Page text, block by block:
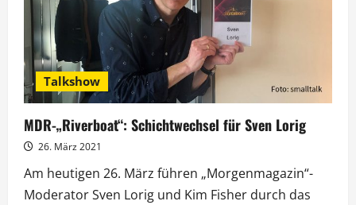
Talkshow
MDR-„Riverboat“: Schichtwechsel für Sven Lorig
26. März 2021
Am heutigen 26. März führen „Morgenmagazin“-
Moderator Sven Lorig und Kim Fisher durch das